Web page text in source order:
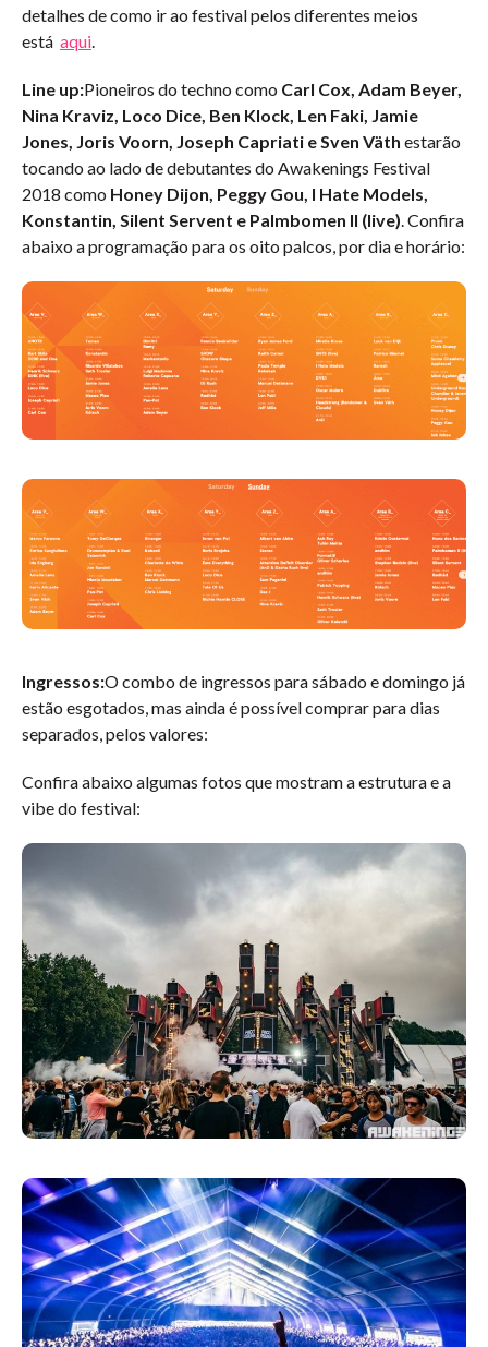
detalhes de como ir ao festival pelos diferentes meios
está aqui.
Line up:Pioneiros do techno como Carl Cox, Adam Beyer,
Nina Kraviz, Loco Dice, Ben Klock, Len Faki, Jamie
Jones, Joris Voorn, Joseph Capriati e Sven Väth estarão
tocando ao lado de debutantes do Awakenings Festival
2018 como Honey Dijon, Peggy Gou, I Hate Models,
Konstantin, Silent Servent e Palmbomen II (live). Confira
abaixo a programação para os oito palcos, por dia e horário:
Ingressos:O combo de ingressos para sábado e domingo já
estão esgotados, mas ainda é possível comprar para dias
separados, pelos valores:
Confira abaixo algumas fotos que mostram a estrutura e a
vibe do festival: